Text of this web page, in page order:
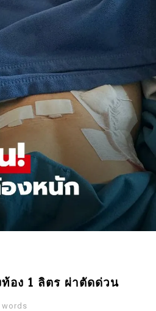
อง 1 ลิตร ผ่าตัดด่วน
words